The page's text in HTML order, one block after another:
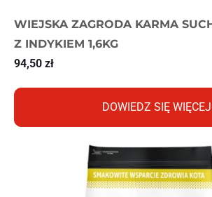
WIEJSKA ZAGRODA KARMA
Z INDYKIEM 1,6KG
94,50 zł
DOWIEDZ SIĘ WIĘCEJ